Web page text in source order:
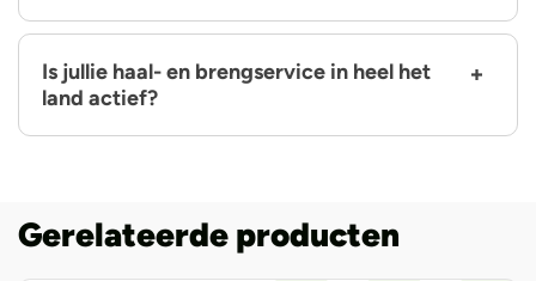
Is jullie haal- en brengservice in heel het
land actief?
Gerelateerde producten